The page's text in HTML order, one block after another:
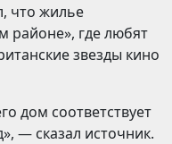
что жилье
районе», где любят
звезды кино
дом соответствует
— сказал источник.